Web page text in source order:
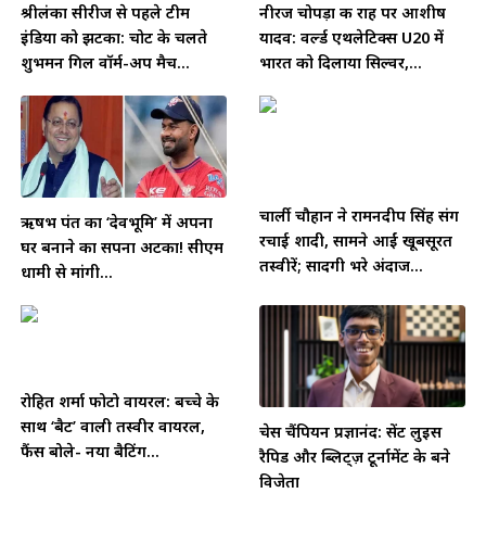
श्रीलंका सीरीज से पहले टीम
इंडिया को झटका: चोट के चलते
शुभमन गिल वॉर्म-अप मैच...
नीरज चोपड़ा की राह पर आशीष
यादव: वर्ल्ड एथलेटिक्स U20 में
भारत को दिलाया सिल्वर,...
ऋषभ पंत का ‘देवभूमि’ में अपना
घर बनाने का सपना अटका! सीएम
धामी से मांगी...
चार्ली चौहान ने रामनदीप सिंह संग
रचाई शादी, सामने आईं खूबसूरत
तस्वीरें; सादगी भरे अंदाज...
रोहित शर्मा फोटो वायरल: बच्चे के
साथ ‘बैट’ वाली तस्वीर वायरल,
फैंस बोले- नया बैटिंग...
चेस चैंपियन प्रज्ञानंद: सेंट लुइस
रैपिड और ब्लिट्ज़ टूर्नामेंट के बने
विजेता